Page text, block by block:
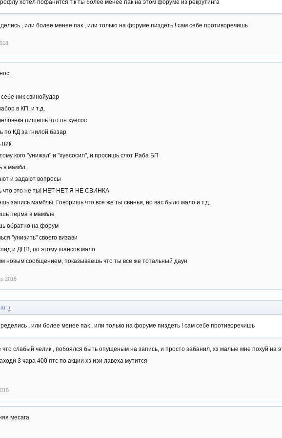
хотел пофанится т.к ты более менее пак на этом форуме из рекрутинга
, или более менее пак , или только на форуме пиздеть ! сам себе противоречишь
ник свинойудар
в КП, и т.д.
пишешь что он хуесос
по КД за гнилой базар
кого "унижал" и "хуесосил", и просишь слот Раба БП
в мамбл.
и задают вопросы
что это не ты! НЕТ НЕТ Я НЕ СВИНКА
запись мамблы. Говоришь что все же ты свинья, но вас было мало и т.д.
перма в мамбле
обратно на форум
"унизить" своего визави
и ДЦП, по этому шансов мало
новым сообщением, показываешь что ты все же тотальный даун
2018
↑
, или более менее пак , или только на форуме пиздеть ! сам себе противоречишь
что слабый челик , побоялся быть опущеным на запись, и просто забанил, хз малые мне похуй на
3 чара 400 птс по акции хз изи лавеха мутится
месага